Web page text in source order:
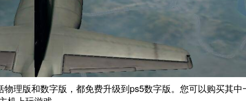
理版和数字版，都免费升级到ps5数字版。您可以购买其中